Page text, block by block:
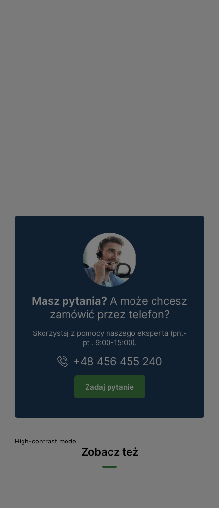
Masz pytania? A może chcesz
zamówić przez telefon?
Skorzystaj z pomocy naszego eksperta (pn.-
pt . 9:00-15:00).
+48 456 455 240
Zadaj pytanie
High-contrast mode
Zobacz też